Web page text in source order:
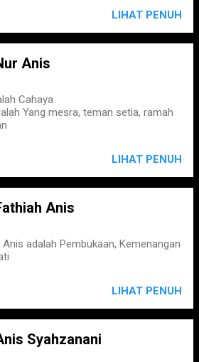
LIHAT PENUH
Anis
Cahaya
Yang mesra, teman setia, ramah
LIHAT PENUH
Anis
adalah Pembukaan, Kemenangan
LIHAT PENUH
Syahzanani